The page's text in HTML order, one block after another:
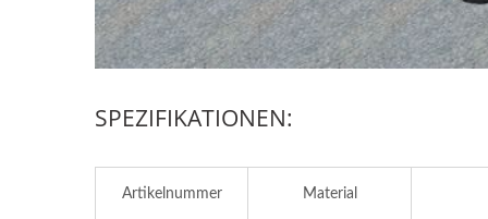
SPEZIFIKATIONEN:
Artikelnummer Material